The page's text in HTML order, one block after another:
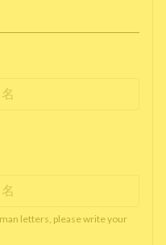
letters, please write your